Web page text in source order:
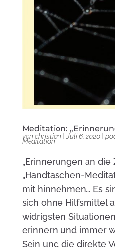
Meditation:
von christian |Juli 6, 2020|
Meditation
„Erinnerungen an die
„Handtaschen-
mit hinnehmen… Es
sich ohne Hilfsmittel
widrigsten
erinnern und immer
Sein und die direkte